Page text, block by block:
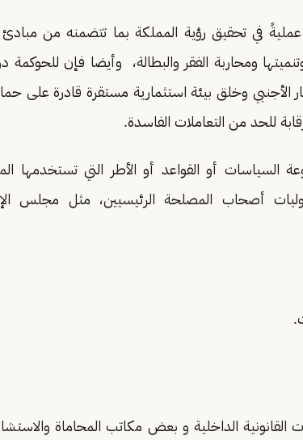
في تحقيق رؤية المملكة بما تتضمنه من مبادئ
ومحاربة الفقر والبطالة، وأيضا فإن للحوكمة
الأجنبي وخلق بيئة استثمارية مستقرة قادرة على
للحد من التعاملات الفاسدة.
السياسات أو القواعد أو الأطر التي تستخدمها
أصحاب المصلحة الرئيسيين، مثل مجلس
القانونية الداخلية و بعض مكاتب المحاماة